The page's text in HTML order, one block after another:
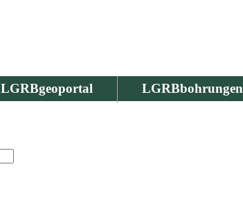
LGRBgeoportal LGRBbohrungen